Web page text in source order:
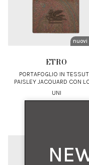
nuovi
ETRO
PORTAFOGLIO IN TESSUTO
PAISLEY JACQUARD CON
UNI